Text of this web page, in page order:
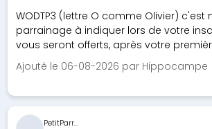
WODTP3 (lettre O comme Olivier)
parrainage à indiquer lors de votre
vous seront offerts, après votre
Ajouté le 06-08-2026 par Hippocampe
PetitParr...